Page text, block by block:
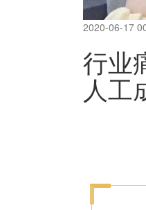
2020-06-17
行业
人工